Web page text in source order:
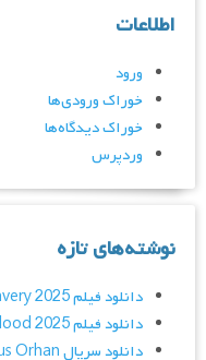
اطلاعات
ورود
خوراک ورودی‌ها
خوراک دیدگاه‌ها
وردپرس
نوشته‌های تازه
دانلود فیلم A Time for Bravery 2025
دانلود فیلم The Great Flood 2025
دانلود سریال Kurulus Orhan